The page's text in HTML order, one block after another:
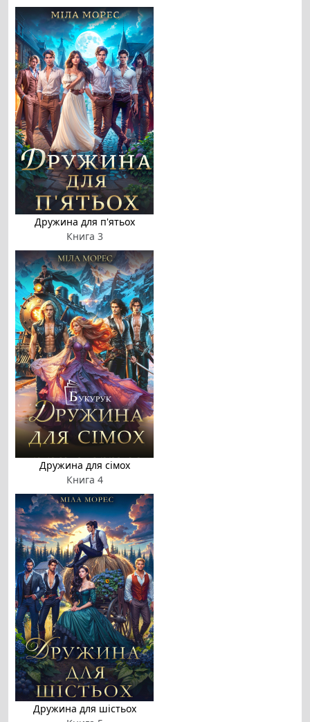
Дружина для п'ятьох
Книга 3
Дружина для сімох
Книга 4
Дружина для шістьох